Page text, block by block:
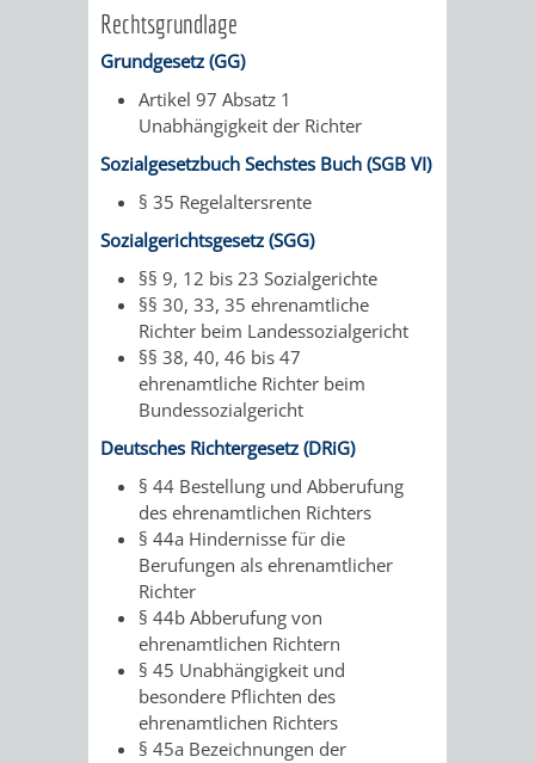
VERANSTALTUNGSRÄUME
STADTHALLE
ROLF-
ENGELBRECHT-
HAUS
BÜRGERSAAL
IM
ALTEN
RATHAUS
Rechtsgrundlage
Grundgesetz (GG)
Artikel 97 Absatz 1
Unabhängigkeit der Richter
Sozialgesetzbuch Sechstes Buch (SGB VI)
§ 35 Regelaltersrente
Sozialgerichtsgesetz (SGG)
§§ 9, 12 bis 23 Sozialgerichte
§§ 30, 33, 35 ehrenamtliche
Richter beim Landessozialgericht
§§ 38, 40, 46 bis 47
ehrenamtliche Richter beim
Bundessozialgericht
Deutsches Richtergesetz (DRiG)
§ 44 Bestellung und Abberufung
des ehrenamtlichen Richters
§ 44a Hindernisse für die
Berufungen als ehrenamtlicher
Richter
§ 44b Abberufung von
ehrenamtlichen Richtern
§ 45 Unabhängigkeit und
besondere Pflichten des
ehrenamtlichen Richters
§ 45a Bezeichnungen der